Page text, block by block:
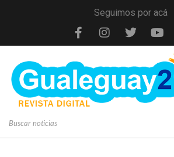
Seguimos por acá